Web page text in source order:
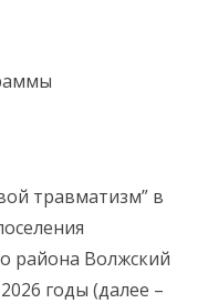
травматизм” в
района Волжский
годы (далее –